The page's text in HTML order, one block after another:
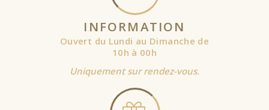
INFORMATION
Ouvert du Lundi au Dimanche de
10h à 00h
Uniquement sur rendez-vous.